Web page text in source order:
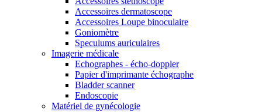
Accessoires dermatoscope
Accessoires Loupe binoculaire
Goniomètre
Speculums auriculaires
Imagerie médicale
Echographes - écho-doppler
Papier d'imprimante échographe
Bladder scanner
Endoscopie
Matériel de gynécologie